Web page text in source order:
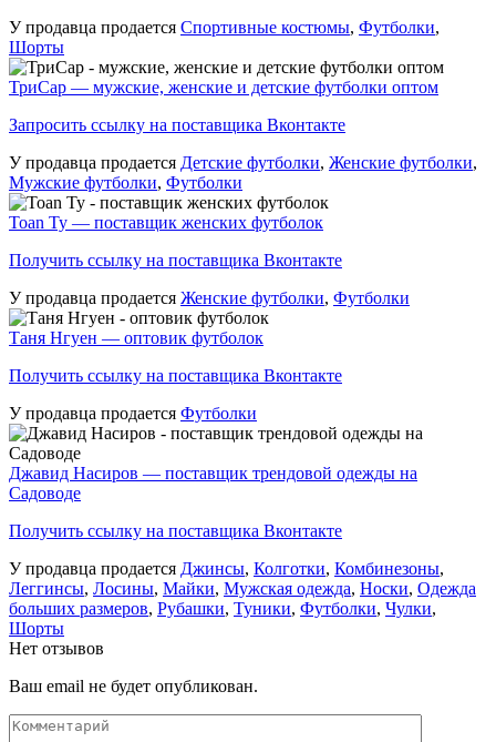
У продавца продается Спортивные костюмы, Футболки,
Шорты
ТриСар — мужские, женские и детские футболки оптом
Запросить ссылку на поставщика Вконтакте
У продавца продается Детские футболки, Женские футболки,
Мужские футболки, Футболки
Toan Ty — поставщик женских футболок
Получить ссылку на поставщика Вконтакте
У продавца продается Женские футболки, Футболки
Таня Нгуен — оптовик футболок
Получить ссылку на поставщика Вконтакте
У продавца продается Футболки
Джавид Насиров — поставщик трендовой одежды на
Садоводе
Получить ссылку на поставщика Вконтакте
У продавца продается Джинсы, Колготки, Комбинезоны,
Леггинсы, Лосины, Майки, Мужская одежда, Носки, Одежда
больших размеров, Рубашки, Туники, Футболки, Чулки,
Шорты
Нет отзывов
Ваш email не будет опубликован.